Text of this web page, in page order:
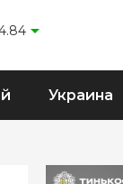
Украина